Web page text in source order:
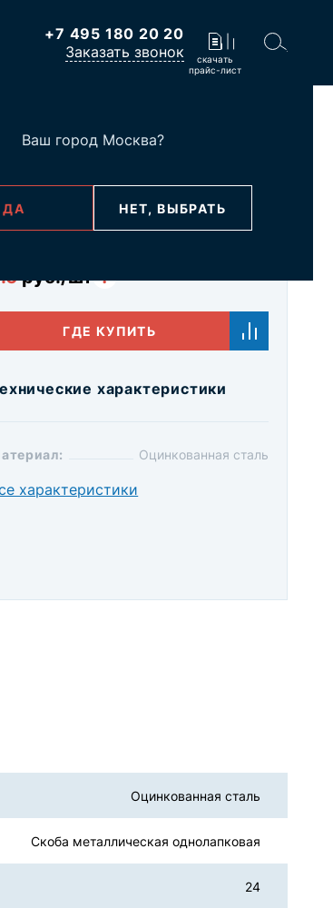
Ваш город Москва?
ДА НЕТ, ВЫБРАТЬ
+7 495 180 20 20
Заказать звонок
скачать
прайс-лист
В наличии
руб./шт ?
ГДЕ КУПИТЬ
характеристики
Оцинкованная сталь
характеристики
Оцинкованная сталь
Скоба металлическая однолапковая
24